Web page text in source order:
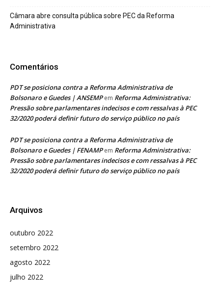
Câmara abre consulta pública sobre PEC da Reforma
Administrativa
Comentários
PDT se posiciona contra a Reforma Administrativa de
Bolsonaro e Guedes | ANSEMPem Reforma Administrativa:
Pressão sobre parlamentares indecisos e com ressalvas à PEC
32/2020 poderá definir futuro do serviço público no país
PDT se posiciona contra a Reforma Administrativa de
Bolsonaro e Guedes | FENAMPem Reforma Administrativa:
Pressão sobre parlamentares indecisos e com ressalvas à PEC
32/2020 poderá definir futuro do serviço público no país
Arquivos
outubro 2022
setembro 2022
agosto 2022
julho 2022